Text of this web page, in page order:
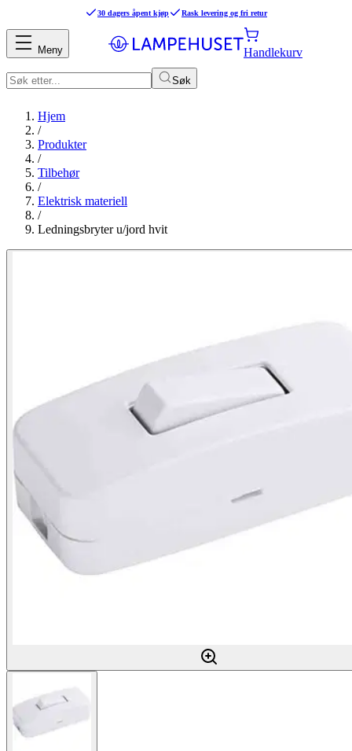
30 dagers åpent kjøp Rask levering og fri retur
Søk
Handlekurv
Meny
Hjem
/
Produkter
/
Tilbehør
/
Elektrisk materiell
/
Ledningsbryter u/jord hvit